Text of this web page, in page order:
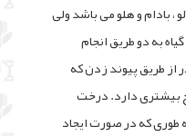
، بادام و هلو می باشد ولی
به دو طریق انجام
طریق پیوند زدن که
بیشتری دارد. درخت
که در صورت ایجاد